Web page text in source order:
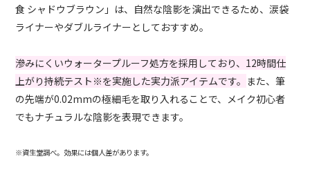
食 シャドウブラウン」は、自然な陰影を演出できるため、涙袋
ライナーやダブルライナーとしておすすめ。
滲みにくいウォータープルーフ処方を採用しており、12時間仕
上がり持続テスト※を実施した実力派アイテムです。 また、筆
の先端が0.02mmの極細毛を取り入れることで、メイク初心者
でもナチュラルな陰影を表現できます。
※資生堂調べ。効果には個人差があります。